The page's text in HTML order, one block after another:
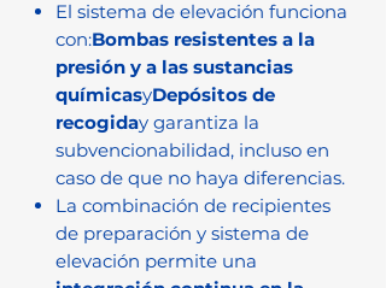
El sistema de elevación funciona
con:Bombas resistentes a la
presión y a las sustancias
químicasyDepósitos de
recogiday garantiza la
subvencionabilidad, incluso en
caso de que no haya diferencias.
La combinación de recipientes
de preparación y sistema de
elevación permite una